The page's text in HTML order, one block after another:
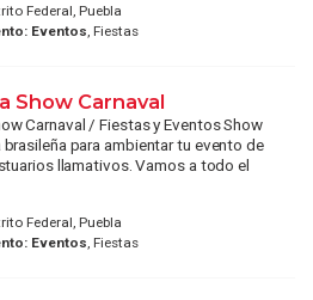
Federal, Puebla
Eventos, Fiestas
Show Carnaval
Carnaval / Fiestas y Eventos Show
para ambientar tu evento de
llamativos. Vamos a todo el
Federal, Puebla
Eventos, Fiestas